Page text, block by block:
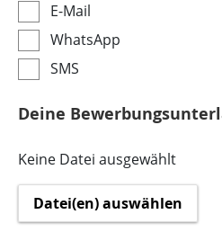
E-Mail
WhatsApp
SMS
Deine
Keine Datei ausgewählt
Datei(en) auswählen